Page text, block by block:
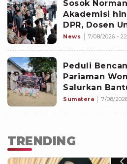
Sosok
Akademisi
DPR, Dosen
Perkuat
News 7/08/2026 -
Peduli
Pariaman
Salurkan
Banjir di
Sumatera 7/08/
TRENDING